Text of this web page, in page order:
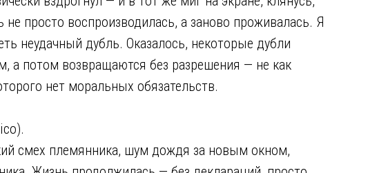
не просто воспроизводилась, а заново проживалась. Я
неудачный дубль. Оказалось, некоторые дубли
а потом возвращаются без разрешения — не как
нет моральных обязательств.
смех племянника, шум дождя за новым окном,